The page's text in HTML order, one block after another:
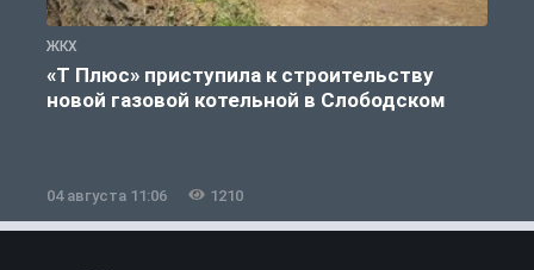
ЖКХ
«Т Плюс» приступила к строительству
новой газовой котельной в Слободском
04 августа 11:06 1210